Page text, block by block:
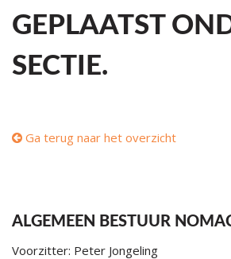
GEPLAATST
SECTIE.
Ga terug naar het overzicht
ALGEMEEN BESTUUR
Voorzitter: Peter Jongeling